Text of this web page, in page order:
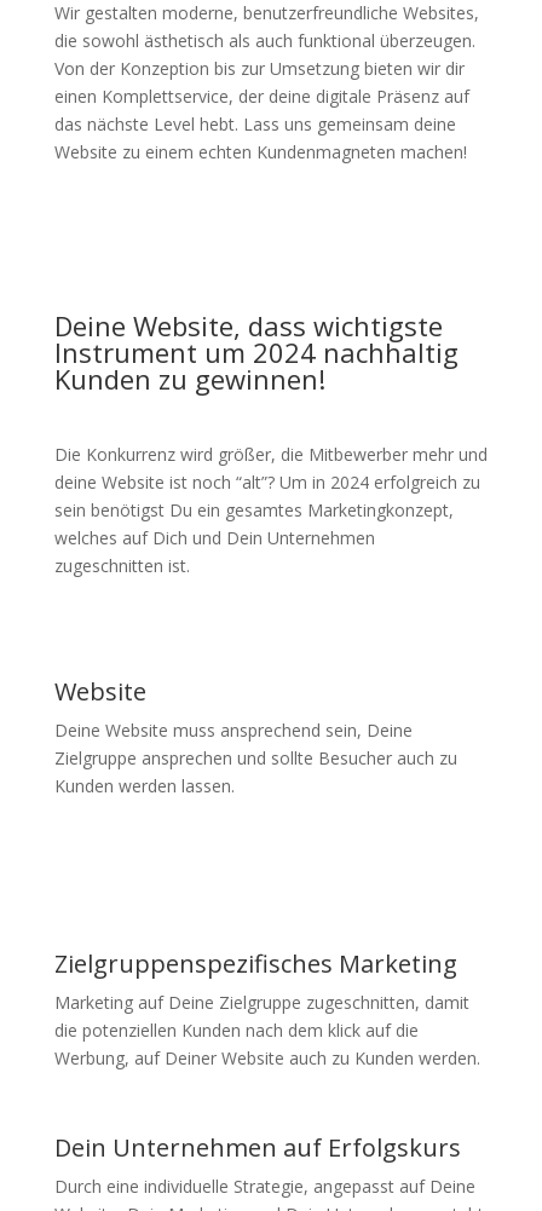
Wir gestalten moderne, benutzerfreundliche Websites,
die sowohl ästhetisch als auch funktional überzeugen.
Von der Konzeption bis zur Umsetzung bieten wir dir
einen Komplettservice, der deine digitale Präsenz auf
das nächste Level hebt. Lass uns gemeinsam deine
Website zu einem echten Kundenmagneten machen!
Deine Website, dass wichtigste
Instrument um 2024 nachhaltig
Kunden zu gewinnen!
Die Konkurrenz wird größer, die Mitbewerber mehr und
deine Website ist noch “alt”? Um in 2024 erfolgreich zu
sein benötigst Du ein gesamtes Marketingkonzept,
welches auf Dich und Dein Unternehmen
zugeschnitten ist.
Website
Deine Website muss ansprechend sein, Deine
Zielgruppe ansprechen und sollte Besucher auch zu
Kunden werden lassen.
Zielgruppenspezifisches Marketing
Marketing auf Deine Zielgruppe zugeschnitten, damit
die potenziellen Kunden nach dem klick auf die
Werbung, auf Deiner Website auch zu Kunden werden.
Dein Unternehmen auf Erfolgskurs
Durch eine individuelle Strategie, angepasst auf Deine